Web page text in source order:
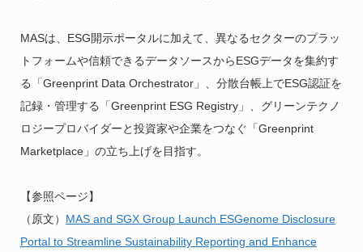
MASは、ESG開示ポータルに加えて、異なるセクターのプラッ
トフォームや信頼できるデータソースからESGデータを集約す
る「Greenprint Data Orchestrator」、分散台帳上でESG認証を
記録・管理する「Greenprint ESG Registry」、グリーンテクノ
ロジープロバイダーと投資家や企業をつなぐ「Greenprint
Marketplace」の立ち上げを目指す。
【参照ページ】
（原文） MAS and SGX Group Launch ESGenome Disclosure
Portal to Streamline Sustainability Reporting and Enhance